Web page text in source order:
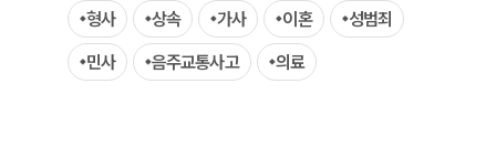
오시는 길
글로벌 파트너 로펌
형사 상속 가사 이혼
성범죄
민사
음주교통사고 의료